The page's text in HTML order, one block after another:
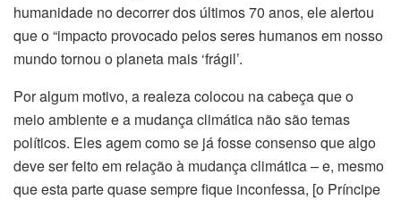
humanidade no decorrer dos últimos 70 anos, ele alertou
que o “impacto provocado pelos seres humanos em nosso
mundo tornou o planeta mais ‘frágil’.
Por algum motivo, a realeza colocou na cabeça que o
meio ambiente e a mudança climática não são temas
políticos. Eles agem como se já fosse consenso que algo
deve ser feito em relação à mudança climática – e, mesmo
que esta parte quase sempre fique inconfessa, [o Príncipe